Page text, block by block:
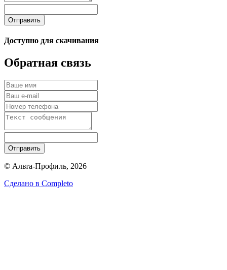
Отправить
Доступно для скачивания
Обратная связь
Отправить
© Альта-Профиль, 2026
Сделано в Completo